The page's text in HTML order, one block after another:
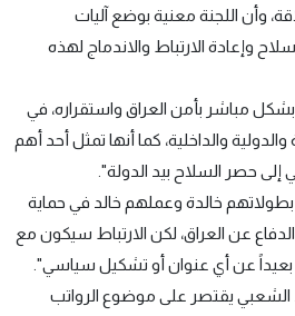
وأن اللجنة معنية بوضع آليات
وإعادة الارتباط والاندماج لهذه
بشكل مباشر بأمن العراق واستقراره، في
والداخلية، كما أنها تمثل أحد أهم
إلى حصر السلاح بيد الدولة".
بطولاتهم خالدة وعملهم خالد في حماية
عن العراق، لكن الارتباط سيكون مع
بعيداً عن أي عنوان أو تشكيل سياسي".
الشعبي يقتصر على موضوع الرواتب